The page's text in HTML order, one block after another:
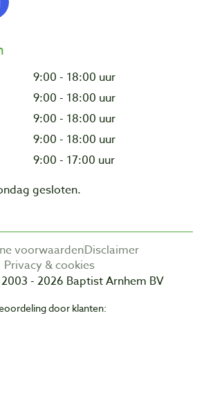
9:00 - 18:00 uur
9:00 - 18:00 uur
9:00 - 18:00 uur
9:00 - 18:00 uur
9:00 - 17:00 uur
gesloten.
voorwaardenDisclaimer
Privacy & cookies
- 2026 Baptist Arnhem BV
door klanten: